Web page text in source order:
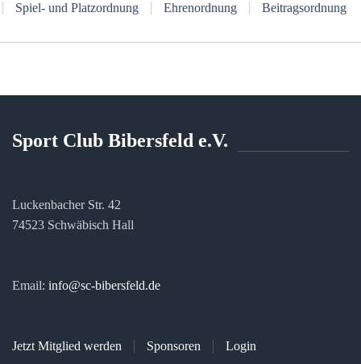
Spiel- und Platzordnung
Ehrenordnung Beitragsordnung
Sport Club Bibersfeld e.V.
Luckenbacher Str. 42
74523 Schwäbisch Hall
Email: info@sc-bibersfeld.de
Jetzt Mitglied werden Sponsoren Login